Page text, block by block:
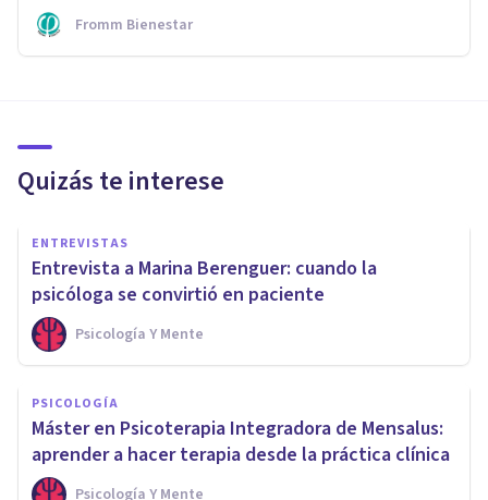
Fromm Bienestar
Quizás te interese
ENTREVISTAS
Entrevista a Marina Berenguer: cuando la
psicóloga se convirtió en paciente
Psicología Y Mente
PSICOLOGÍA
Máster en Psicoterapia Integradora de Mensalus:
aprender a hacer terapia desde la práctica clínica
Psicología Y Mente